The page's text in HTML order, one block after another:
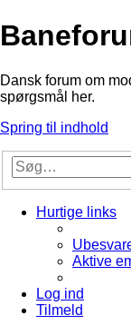
Dansk forum om
spørgsmål her.
Spring til indhold
Hurtige links
Aktive
Log ind
Tilmeld